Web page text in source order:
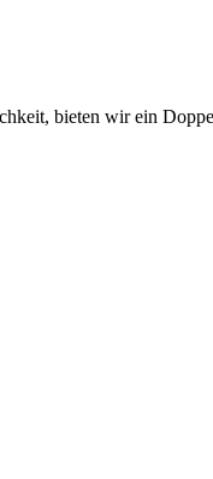
bieten wir ein